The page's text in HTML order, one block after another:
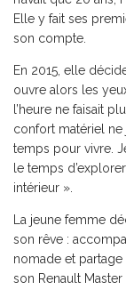
Elle y fait ses
son compte.
En 2015, elle
ouvre alors les
l’heure ne faisait
confort matériel
temps pour vivre.
le temps
intérieur ».
La jeune femme
son rêve :
nomade et
son Renault Master